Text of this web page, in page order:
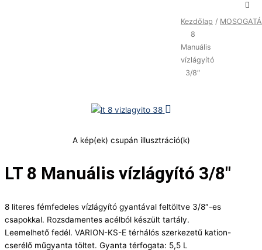
Kezdőlap /
8
Manuális
vízlágyító
3/8″
A kép(ek) csupán illusztráció(k)
LT 8 Manuális vízlágyító 3/8″
8 literes fémfedeles vízlágyító gyantával feltöltve 3/8″-es
csapokkal. Rozsdamentes acélból készült tartály.
Leemelhető fedél. VARION-KS-E térhálós szerkezetű kation-
cserélő műgyanta töltet. Gyanta térfogata: 5,5 L